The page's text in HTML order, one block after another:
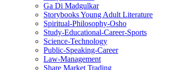
Ga Di Madgulkar
Storybooks Young Adult Literature
Spiritual-Philosophy-Osho
Study-Educational-Career-Sports
Science-Technology
Public-Speaking-Career
Law-Management
Share Market Trading